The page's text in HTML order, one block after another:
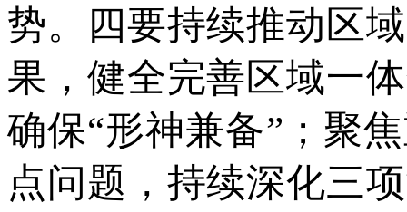
势。四要持续推动区
果，健全完善区域一
确保“形神兼备”；聚
点问题，持续深化三